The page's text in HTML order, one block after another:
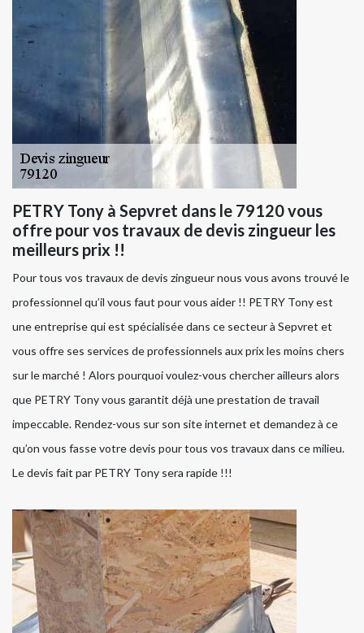
PETRY Tony à Sepvret dans le 79120 vous
offre pour vos travaux de devis zingueur les
meilleurs prix !!
Pour tous vos travaux de devis zingueur nous vous avons trouvé le
professionnel qu’il vous faut pour vous aider !! PETRY Tony est
une entreprise qui est spécialisée dans ce secteur à Sepvret et
vous offre ses services de professionnels aux prix les moins chers
sur le marché ! Alors pourquoi voulez-vous chercher ailleurs alors
que PETRY Tony vous garantit déjà une prestation de travail
impeccable. Rendez-vous sur son site internet et demandez à ce
qu’on vous fasse votre devis pour tous vos travaux dans ce milieu.
Le devis fait par PETRY Tony sera rapide !!!